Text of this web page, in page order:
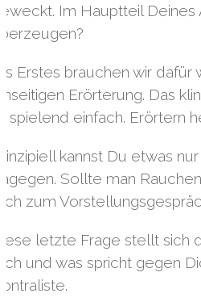
Im Hauptteil
Erstes brauchen wir
Erörterung. Das
spielend einfach. Erörtern
kannst Du etwas
Sollte man
zum
letzte Frage stellt sich
und was spricht gegen